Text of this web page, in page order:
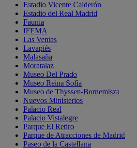
Estadio Vicente Calderón
Estadio del Real Madrid
Faunia
IFEMA
Las Ventas
Lavapiés
Malasaña
Moratalaz
Museo Del Prado
Museo Reina Sofía
Museo de Thyssen-Bornemisza
Nuevos Ministerios
Palacio Real
Palacio Vistalegre
Parque El Retiro
Parque de Atracciones de Madrid
Paseo de la Castellana